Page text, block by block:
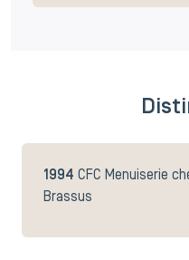
1994 CFC Menuiserie
Brassus